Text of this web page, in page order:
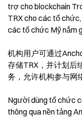
trợ cho blockchain
TRX cho các tổ
các tổ chức Mỹ nắm
机构用户可通过
存储TRX，并计划后
务，允许机构参与网
Người dùng tổ chức
thông qua nền tảng